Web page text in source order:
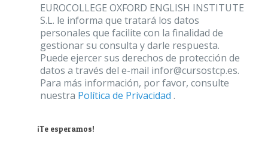
EUROCOLLEGE OXFORD ENGLISH INSTITUTE
S.L. le informa que tratará los datos
personales que facilite con la finalidad de
gestionar su consulta y darle respuesta.
Puede ejercer sus derechos de protección de
datos a través del e-mail infor@cursostcp.es.
Para más información, por favor, consulte
nuestra Política de Privacidad .
¡Te esperamos!